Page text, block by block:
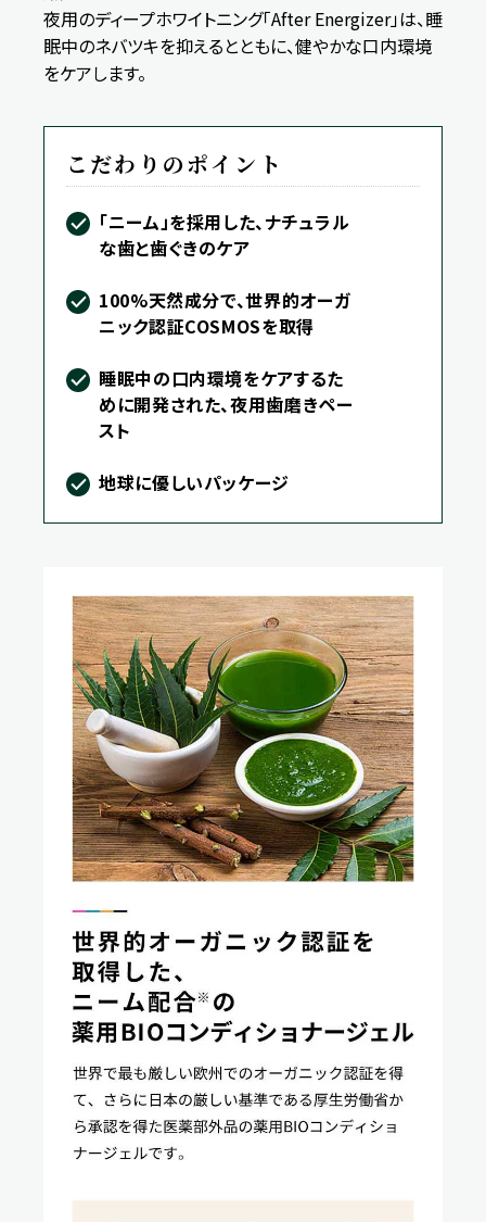
夜用のディープホワイトニング「After Energizer」は、睡
眠中のネバツキを抑えるとともに、健やかな口内環境
をケアします。
こだわりのポイント
「ニーム」を採用した、ナチュラル
な歯と歯ぐきのケア
100%天然成分で、世界的オーガ
ニック認証COSMOSを取得
睡眠中の口内環境をケアするた
めに開発された、夜用歯磨きペー
スト
地球に優しいパッケージ